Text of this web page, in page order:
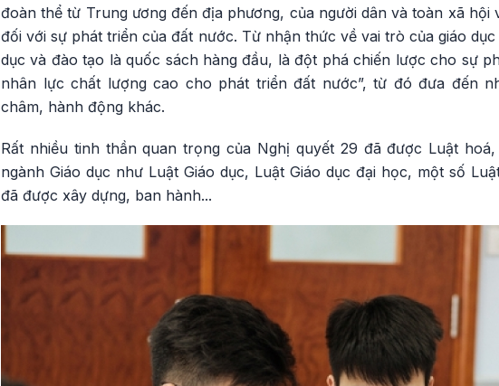
đoàn thể từ Trung ương đến địa phương, của người dân và toàn xã
đối với sự phát triển của đất nước. Từ nhận thức về vai trò của giáo
dục và đào tạo là quốc sách hàng đầu, là đột phá chiến lược cho sự
nhân lực chất lượng cao cho phát triển đất nước”, từ đó đưa đến
châm, hành động khác.
Rất nhiều tinh thần quan trọng của Nghị quyết 29 đã được Luật
ngành Giáo dục như Luật Giáo dục, Luật Giáo dục đại học, một số
đã được xây dựng, ban hành...